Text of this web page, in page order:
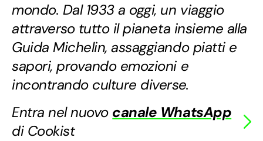
mondo. Dal 1933 a oggi, un viaggio
attraverso tutto il pianeta insieme alla
Guida Michelin, assaggiando piatti e
sapori, provando emozioni e
incontrando culture diverse.
Entra nel nuovo canale WhatsApp
di Cookist